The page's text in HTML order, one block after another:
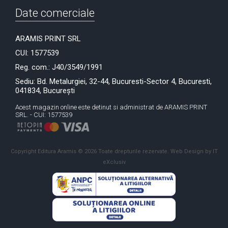
Date comerciale
ARAMIS PRINT SRL
CUI: 1577539
Reg. com.: J40/3549/1991
Sediu: Bd. Metalurgiei, 32-44, Bucuresti-Sector 4, Bucuresti,
041834, București
Acest magazin online este detinut si administrat de ARAMIS PRINT
SRL. - CUI: 1577539
Copyright Editura Aramis © 2026 Toate drepturile rezervate. Web Design by IT
eXclusiv